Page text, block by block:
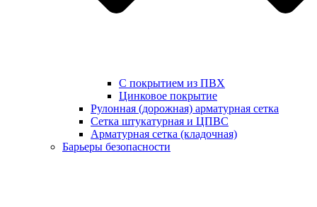
С покрытием из ПВХ
Цинковое покрытие
Рулонная (дорожная) арматурная сетка
Сетка штукатурная и ЦПВС
Арматурная сетка (кладочная)
Барьеры безопасности